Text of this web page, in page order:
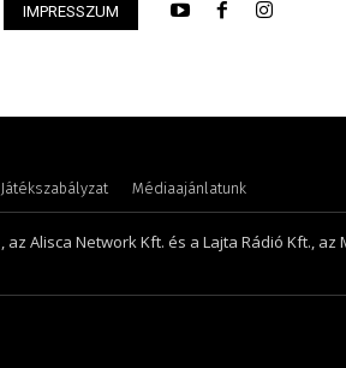
– szerkesztő-riporter – 2017
IMPRESSZUM
Játékszabályzat Médiaajánlatunk
Alisca Network Kft. és a Lajta Rádió Kft., az